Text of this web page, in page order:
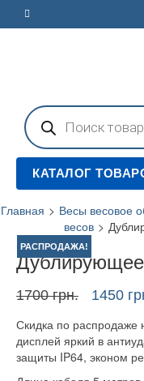
Поиск
товаров
КАТАЛОГ
Главная > Весы весовое
весов >
РАСПРОДАЖА!
1700грн.
1700
1450
Скидка по распродаже
дисплей яркий в
защиты IP64, эконом